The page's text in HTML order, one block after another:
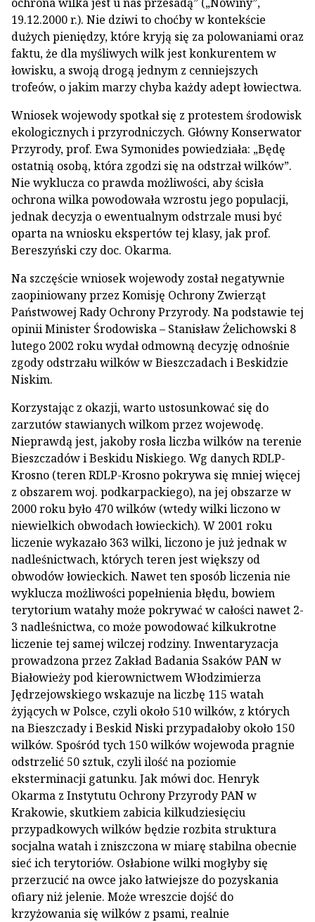
19.12.2000 r.). Nie dziwi to choćby w kontekście
dużych pieniędzy, które kryją się za polowaniami oraz
faktu, że dla myśliwych wilk jest konkurentem w
łowisku, a swoją drogą jednym z cenniejszych
trofeów, o jakim marzy chyba każdy adept łowiectwa.
Wniosek wojewody spotkał się z protestem środowisk
ekologicznych i przyrodniczych. Główny Konserwator
Przyrody, prof. Ewa Symonides powiedziała: „Będę
ostatnią osobą, która zgodzi się na odstrzał wilków”.
Nie wyklucza co prawda możliwości, aby ścisła
ochrona wilka powodowała wzrostu jego populacji,
jednak decyzja o ewentualnym odstrzale musi być
oparta na wniosku ekspertów tej klasy, jak prof.
Bereszyński czy doc. Okarma.
Na szczęście wniosek wojewody został negatywnie
zaopiniowany przez Komisję Ochrony Zwierząt
Państwowej Rady Ochrony Przyrody. Na podstawie tej
opinii Minister Środowiska – Stanisław Żelichowski 8
lutego 2002 roku wydał odmowną decyzję odnośnie
zgody odstrzału wilków w Bieszczadach i Beskidzie
Niskim.
Korzystając z okazji, warto ustosunkować się do
zarzutów stawianych wilkom przez wojewodę.
Nieprawdą jest, jakoby rosła liczba wilków na terenie
Bieszczadów i Beskidu Niskiego. Wg danych RDLP-
Krosno (teren RDLP-Krosno pokrywa się mniej więcej
z obszarem woj. podkarpackiego), na jej obszarze w
2000 roku było 470 wilków (wtedy wilki liczono w
niewielkich obwodach łowieckich). W 2001 roku
liczenie wykazało 363 wilki, liczono je już jednak w
nadleśnictwach, których teren jest większy od
obwodów łowieckich. Nawet ten sposób liczenia nie
wyklucza możliwości popełnienia błędu, bowiem
terytorium watahy może pokrywać w całości nawet 2-
3 nadleśnictwa, co może powodować kilkukrotne
liczenie tej samej wilczej rodziny. Inwentaryzacja
prowadzona przez Zakład Badania Ssaków PAN w
Białowieży pod kierownictwem Włodzimierza
Jędrzejowskiego wskazuje na liczbę 115 watah
żyjących w Polsce, czyli około 510 wilków, z których
na Bieszczady i Beskid Niski przypadałoby około 150
wilków. Spośród tych 150 wilków wojewoda pragnie
odstrzelić 50 sztuk, czyli ilość na poziomie
eksterminacji gatunku. Jak mówi doc. Henryk
Okarma z Instytutu Ochrony Przyrody PAN w
Krakowie, skutkiem zabicia kilkudziesięciu
przypadkowych wilków będzie rozbita struktura
socjalna watah i zniszczona w miarę stabilna obecnie
sieć ich terytoriów. Osłabione wilki mogłyby się
przerzucić na owce jako łatwiejsze do pozyskania
ofiary niż jelenie. Może wreszcie dojść do
krzyżowania się wilków z psami, realnie